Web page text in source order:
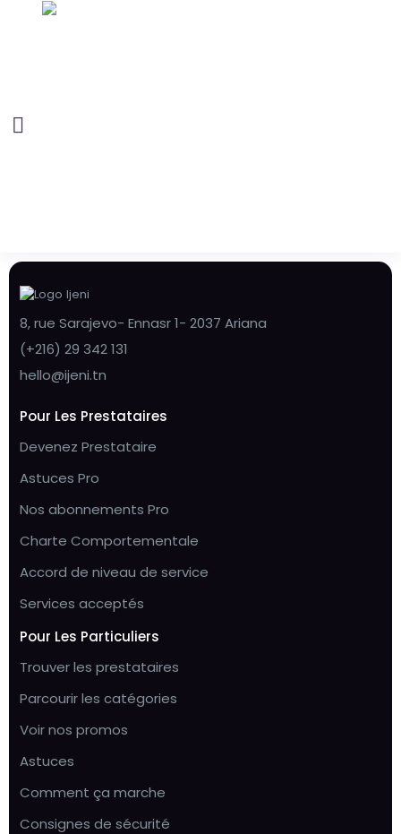
8, rue Sarajevo- Ennasr 1- 2037 Ariana
(+216) 29 342 131
hello@ijeni.tn
Pour Les Prestataires
Devenez Prestataire
Astuces Pro
Nos abonnements Pro
Charte Comportementale
Accord de niveau de service
Services acceptés
Pour Les Particuliers
Trouver les prestataires
Parcourir les catégories
Voir nos promos
Astuces
Comment ça marche
Consignes de sécurité